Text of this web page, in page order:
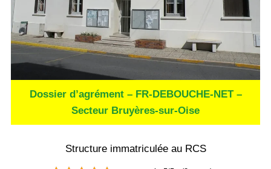
Dossier d’agrément – FR-DEBOUCHE-NET –
Secteur Bruyères-sur-Oise
Structure immatriculée au RCS